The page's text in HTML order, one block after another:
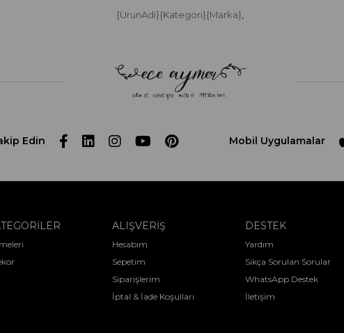
{UrunAdi}{Kategori}{Marka}
Edin Mobil Uygulamalar
ALIŞVERİŞ
Hesabım
Sepetim
Siparişlerim
İptal & İade Koşulları
DESTEK
Yardım
Sıkça Sorulan Sorular
WhatsApp Destek
İletişim